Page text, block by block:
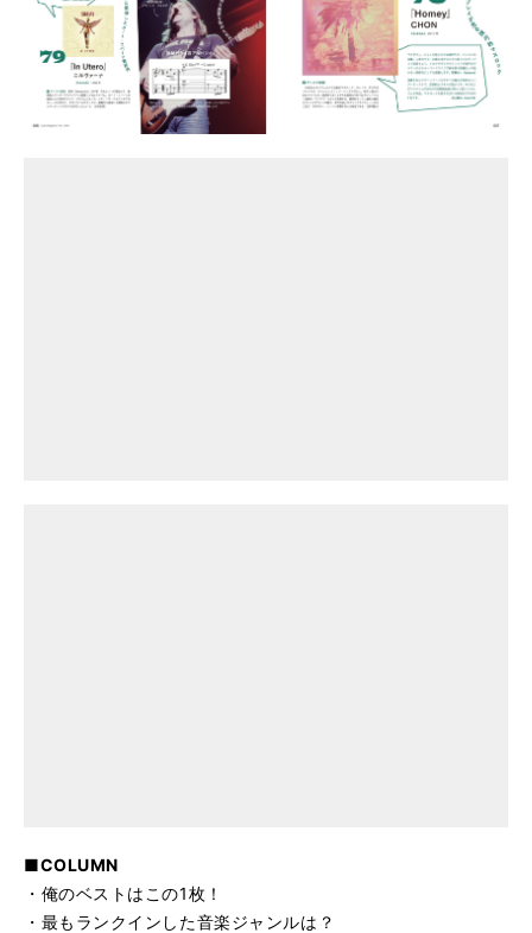
■COLUMN
・俺のベストはこの1枚！
・最もランクインした音楽ジャンルは？